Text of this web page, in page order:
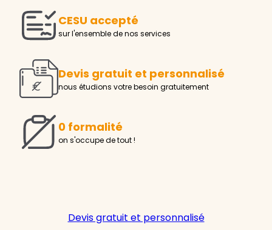
CESU accepté
sur l'ensemble de nos services
Devis gratuit et personnalisé
nous étudions votre besoin gratuitement
0 formalité
on s'occupe de tout !
Devis gratuit et personnalisé